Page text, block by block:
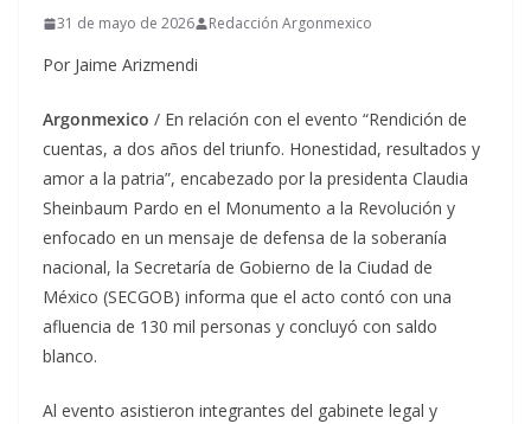
31 de mayo de 2026 Redacción Argonmexico
Por Jaime Arizmendi
Argonmexico / En relación con el evento “Rendición de
cuentas, a dos años del triunfo. Honestidad, resultados y
amor a la patria”, encabezado por la presidenta Claudia
Sheinbaum Pardo en el Monumento a la Revolución y
enfocado en un mensaje de defensa de la soberanía
nacional, la Secretaría de Gobierno de la Ciudad de
México (SECGOB) informa que el acto contó con una
afluencia de 130 mil personas y concluyó con saldo
blanco.
Al evento asistieron integrantes del gabinete legal y